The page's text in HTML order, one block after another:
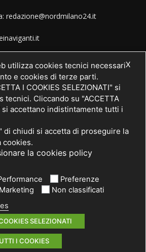
redazione@nordmilano24.it
Sociale a r.l. - P. IVA / C.F.
Cookies policy
Note legali
Milano
X
utilizza cookies tecnici necessari
e cookies di terze parti.
I COOKIES SELEZIONATI" si
tecnici. Cliccando su "ACCETTA
si accettano indistintamente tutti i
di chiudi si accetta di proseguire la
cookies.
la cookies policy
Preferenze
Marketing
Non classificati
SELEZIONATI
I COOKIES